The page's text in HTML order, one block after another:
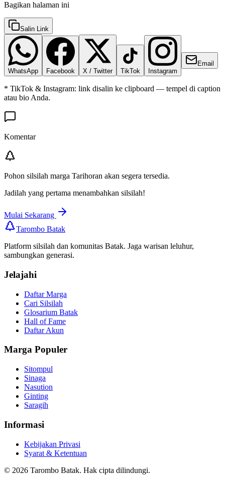
Bagikan halaman ini
Salin Link
WhatsApp Facebook X / Twitter TikTok Instagram
Email
* TikTok & Instagram: link disalin ke clipboard — tempel di caption
atau bio Anda.
Komentar
Pohon silsilah marga Tarihoran akan segera tersedia.
Jadilah yang pertama menambahkan silsilah!
Mulai Sekarang
Tarombo Batak
Platform silsilah dan komunitas Batak. Jaga warisan leluhur,
sambungkan generasi.
Jelajahi
Daftar Marga
Cari Silsilah
Glosarium Batak
Hall of Fame
Daftar Akun
Marga Populer
Sitompul
Sinaga
Nasution
Ginting
Saragih
Informasi
Kebijakan Privasi
Syarat & Ketentuan
© 2026 Tarombo Batak. Hak cipta dilindungi.